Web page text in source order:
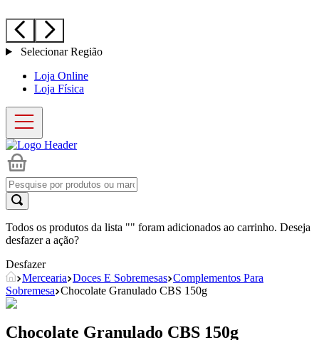
Selecionar Região
Loja Online
Loja Física
Todos os produtos da lista "" foram adicionados ao carrinho. Deseja
desfazer a ação?
Desfazer
Mercearia Doces E Sobremesas Complementos Para
Sobremesa Chocolate Granulado CBS 150g
Chocolate Granulado CBS 150g